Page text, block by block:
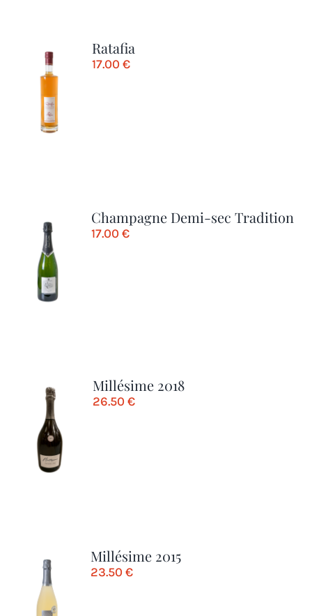
Ratafia
17.00€
Champagne Demi-sec Tradition
17.00 €
Millésime 2018
26.50€
Millésime 2015
23.50€